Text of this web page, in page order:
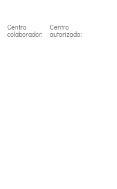
Centro
colaborador:
Centro
autorizado: